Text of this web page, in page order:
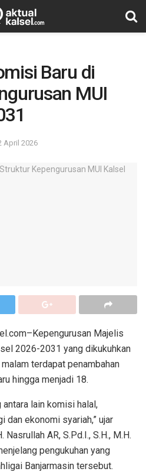
Baru di
MUI
April 2026
Majelis
2026-2031 yang dikukuhkan
terdapat penambahan
hingga menjadi 18.
antara lain komisi halal,
ekonomi syariah,” ujar
AR, S.Pd.I., S.H., M.H.
pengukuhan yang
Banjarmasin tersebut.